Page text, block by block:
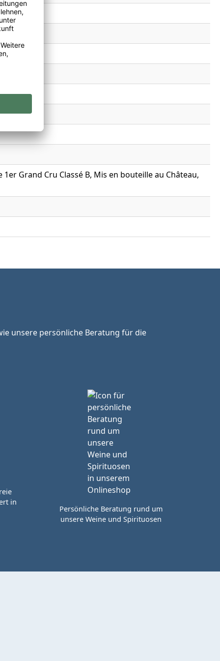
Grand Cru Classé B, Mis en bouteille au Château,
unsere persönliche Beratung für die
in
Persönliche Beratung rund um
unsere Weine und Spirituosen